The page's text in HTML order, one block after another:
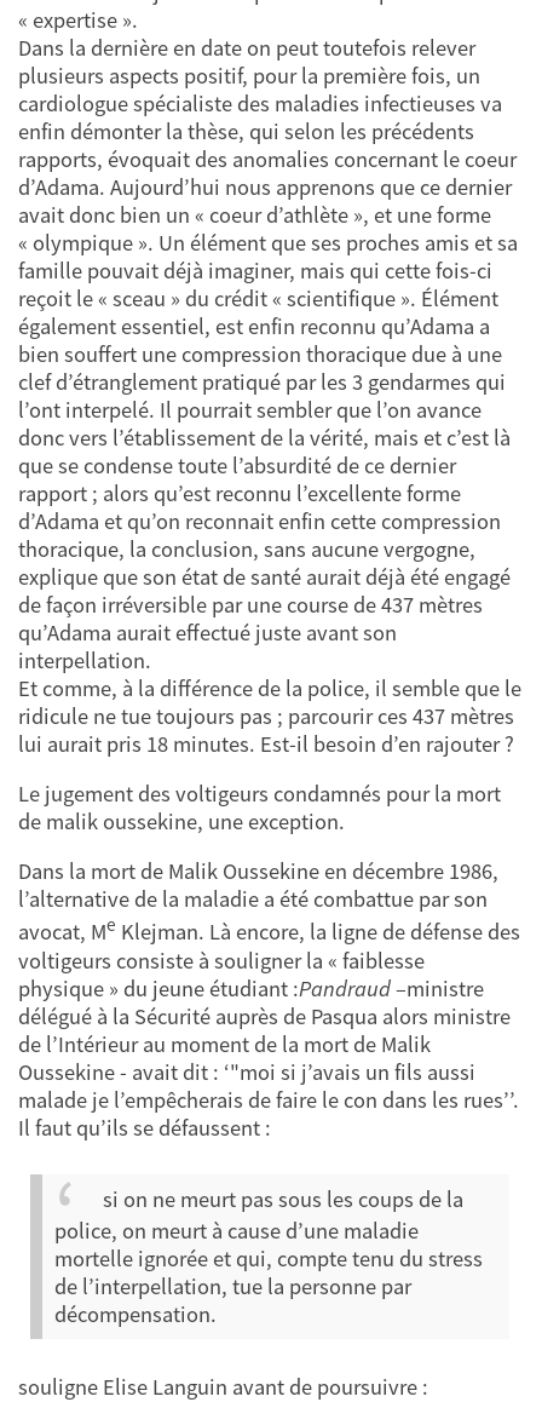
« expertise ».
Dans la dernière en date on peut toutefois relever
plusieurs aspects positif, pour la première fois, un
cardiologue spécialiste des maladies infectieuses va
enfin démonter la thèse, qui selon les précédents
rapports, évoquait des anomalies concernant le coeur
d’Adama. Aujourd’hui nous apprenons que ce dernier
avait donc bien un « coeur d’athlète », et une forme
« olympique ». Un élément que ses proches amis et sa
famille pouvait déjà imaginer, mais qui cette fois-ci
reçoit le « sceau » du crédit « scientifique ». Élément
également essentiel, est enfin reconnu qu’Adama a
bien souffert une compression thoracique due à une
clef d’étranglement pratiqué par les 3 gendarmes qui
l’ont interpelé. Il pourrait sembler que l’on avance
donc vers l’établissement de la vérité, mais et c’est là
que se condense toute l’absurdité de ce dernier
rapport ; alors qu’est reconnu l’excellente forme
d’Adama et qu’on reconnait enfin cette compression
thoracique, la conclusion, sans aucune vergogne,
explique que son état de santé aurait déjà été engagé
de façon irréversible par une course de 437 mètres
qu’Adama aurait effectué juste avant son
interpellation.
Et comme, à la différence de la police, il semble que le
ridicule ne tue toujours pas ; parcourir ces 437 mètres
lui aurait pris 18 minutes. Est-il besoin d’en rajouter ?
Le jugement des voltigeurs condamnés pour la mort
de malik oussekine, une exception.
Dans la mort de Malik Oussekine en décembre 1986,
l’alternative de la maladie a été combattue par son
avocat, Me Klejman. Là encore, la ligne de défense des
voltigeurs consiste à souligner la « faiblesse
physique » du jeune étudiant :Pandraud–ministre
délégué à la Sécurité auprès de Pasqua alors ministre
de l’Intérieur au moment de la mort de Malik
Oussekine - avait dit : ‘"moi si j’avais un fils aussi
malade je l’empêcherais de faire le con dans les rues’’.
Il faut qu’ils se défaussent :
si on ne meurt pas sous les coups de la
police, on meurt à cause d’une maladie
mortelle ignorée et qui, compte tenu du stress
de l’interpellation, tue la personne par
décompensation.
souligne Elise Languin avant de poursuivre :